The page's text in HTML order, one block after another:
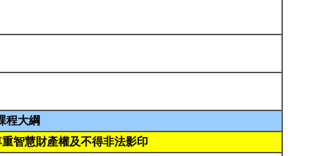
程大綱
智慧財產權及不得非法影印